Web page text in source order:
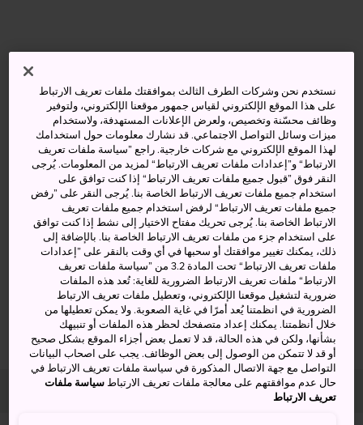
اليوم 1
نستخدم نحن وشركات الطرف الثالث بموافقتك ملفات تعريف الارتباط
على هذا الموقع الإلكتروني لقياس جمهور موقعنا الإلكتروني، ولتوفير
وظائف محسّنة وتخصيص، ولعرض الإعلانات المستهدفة، ولاستخدام
ميزات وسائل التواصل الاجتماعي. قد نشارك معلومات حول استخدامك
لهذا الموقع الإلكتروني مع شركات خارجية. راجع ”سياسة ملفات تعريف
الارتباط“ و”إعدادات ملفات تعريف الارتباط“ لمزيد من المعلومات. يُرجى
النقر فوق ”قبول جميع ملفات تعريف الارتباط“ إذا كنت توافق على
استخدام جميع ملفات تعريف الارتباط الخاصة بنا. يُرجى النقر على ”رفض
جميع ملفات تعريف الارتباط“ لرفض استخدام جميع ملفات تعريف
الارتباط الخاصة بنا. يُرجى تحريك مفتاح الاختيار إلى نشط إذا كنت توافق
على استخدام جزء من ملفات تعريف الارتباط الخاصة بنا. بالإضافة إلى
ذلك، يمكنك تغيير موافقتك أو سحبها في أي وقت بالنقر على ”إعدادات
ملفات تعريف الارتباط“ تحت المادة 3.2 من ”سياسة ملفات تعريف
الارتباط“ ملفات تعريف الارتباط الضرورية للغاية: تُعد هذه الملفات
ضرورية لتشغيل موقعنا الإلكتروني، وتعطيل ملفات تعريف الارتباط
الضرورية في انظمتنا يُعد أمرًا في غاية الصعوبة. ولا يمكن تعطيلها من
خلال أنظمتنا. يمكنك إعداد متصفحك لحظر هذه الملفات أو تنبيهك
بشأنها، ولكن في هذه الحالة، قد لا تعمل بعض أجزاء الموقع بشكل صحيح
أو قد لا تتمكن من الوصول إلى بعض الوظائف. يجب على اصحاب البيانات
التواصل مع جهة الاتصال المذكورة في سياسة ملفات تعريف الارتباط في
حال عدم موافقتهم على معالجة ملفات تعريف الارتباطسياسة ملفات
تعريف الارتباط